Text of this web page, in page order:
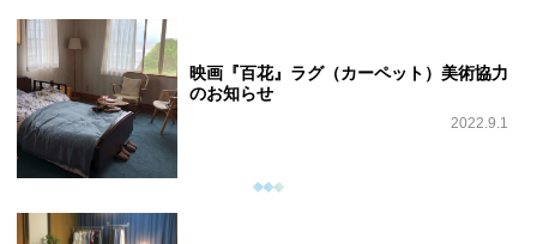
映画『百花』ラグ（カーペット）美術協力
のお知らせ
2022.9.1